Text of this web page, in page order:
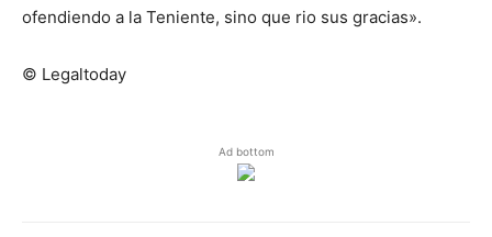
ofendiendo a la Teniente, sino que rio sus gracias».
© Legaltoday
Ad bottom